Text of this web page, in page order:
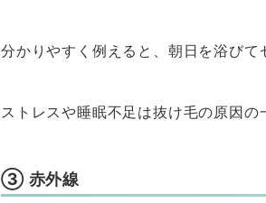
分かりやすく例えると、朝日を浴びて
ストレスや睡眠不足は抜け毛の原因
③ 赤外線